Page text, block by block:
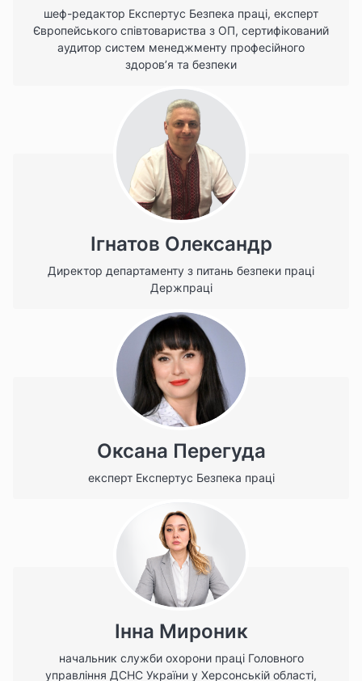
шеф-редактор Експертус Безпека праці, експерт
Європейського співтовариства з ОП, сертифікований
аудитор систем менеджменту професійного
здоров’я та безпеки
Ігнатов Олександр
Директор департаменту з питань безпеки праці
Держпраці
Оксана Перегуда
експерт Експертус Безпека праці
Інна Мироник
начальник служби охорони праці Головного
управління ДСНС України у Херсонській області,